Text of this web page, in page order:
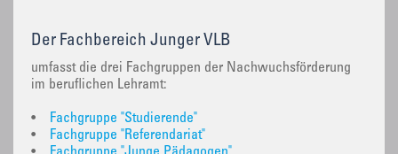
Der Fachbereich Junger VLB
umfasst die drei Fachgruppen der Nachwuchsförderung
im beruflichen Lehramt:
• Fachgruppe "Studierende"
• Fachgruppe "Referendariat"